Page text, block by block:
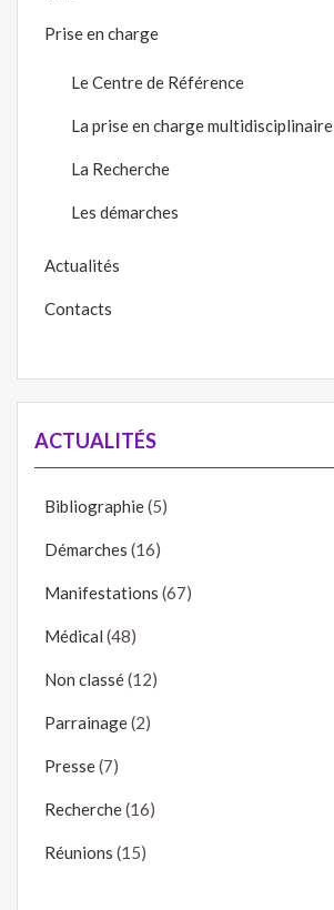
Prise en charge
Le Centre de Référence
La prise en charge multidisciplinaire
La Recherche
Les démarches
Actualités
Contacts
ACTUALITÉS
Bibliographie(5)
Démarches (16)
Manifestations (67)
Médical (48)
Non classé(12)
Parrainage(2)
Presse(7)
Recherche(16)
Réunions (15)